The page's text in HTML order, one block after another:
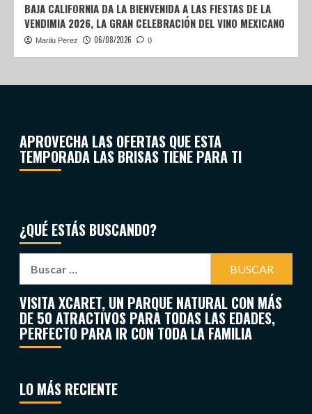
BAJA CALIFORNIA DA LA BIENVENIDA A LAS FIESTAS DE LA
VENDIMIA 2026, LA GRAN CELEBRACIÓN DEL VINO MEXICANO
Marilu Perez 06/08/2026 0
APROVECHA LAS OFERTAS QUE ESTA
TEMPORADA LAS BRISAS TIENE PARA TI
¿QUÉ ESTÁS BUSCANDO?
VISITA XCARET, UN PARQUE NATURAL CON MÁS
DE 50 ATRACTIVOS PARA TODAS LAS EDADES,
PERFECTO PARA IR CON TODA LA FAMILIA
LO MÁS RECIENTE